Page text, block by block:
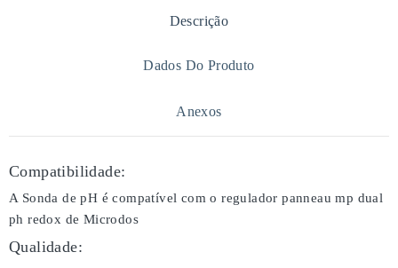
Descrição
Dados Do Produto
Anexos
Compatibilidade:
A Sonda de pH é compatível com o regulador panneau mp dual
ph redox de Microdos
Qualidade: